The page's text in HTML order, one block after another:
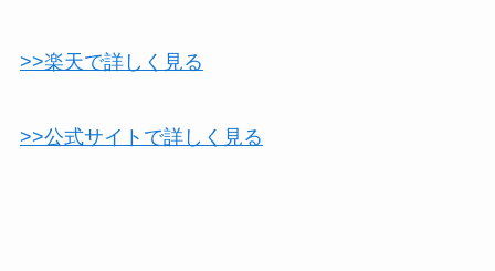
>>楽天で詳しく見る
>>公式サイトで詳しく見る